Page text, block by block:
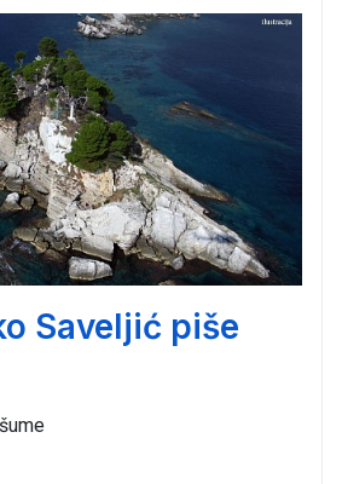
Saveljić piše